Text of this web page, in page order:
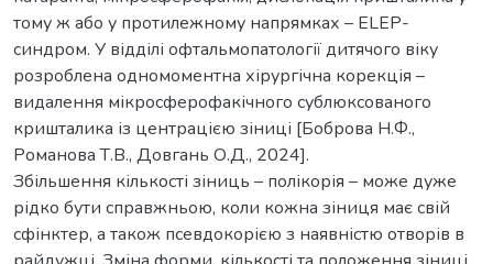
тому ж або у протилежному напрямках – ELEP-
синдром. У відділі офтальмопатології дитячого віку
розроблена одномоментна хірургічна корекція –
видалення мікросферофакічного сублюксованого
кришталика із центрацією зіниці [Боброва Н.Ф.,
Романова Т.В., Довгань О.Д., 2024].
Збільшення кількості зіниць – полікорія – може дуже
рідко бути справжньою, коли кожна зіниця має свій
сфінктер, а також псевдокорією з наявністю отворів в